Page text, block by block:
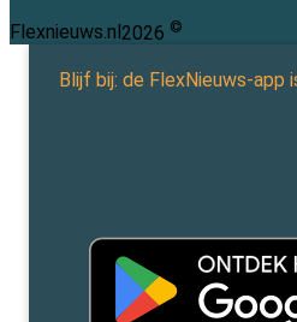
Flexnieuws.nl 2026 ©
Blijf bij: de FlexNieuws-app